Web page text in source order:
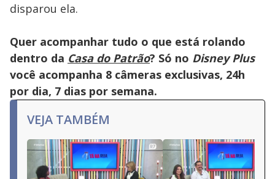
disparou ela.
Quer acompanhar tudo o que está rolando
dentro da Casa do Patrão? Só no Disney Plus
você acompanha 8 câmeras exclusivas, 24h
por dia, 7 dias por semana.
VEJA TAMBÉM